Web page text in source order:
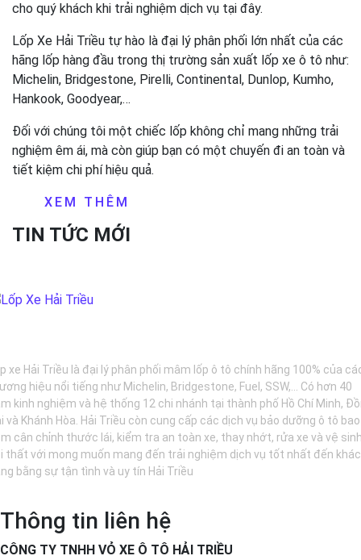
cho quý khách khi trải nghiệm dịch vụ tại đây.
Lốp Xe Hải Triều tự hào là đại lý phân phối lớn nhất của các
hãng lốp hàng đầu trong thị trường sản xuất lốp xe ô tô như:
Michelin, Bridgestone, Pirelli, Continental, Dunlop, Kumho,
Hankook, Goodyear,…
Đối với chúng tôi một chiếc lốp không chỉ mang những trải
nghiệm êm ái, mà còn giúp bạn có một chuyến đi an toàn và
tiết kiệm chi phí hiệu quả.
XEM THÊM
TIN TỨC MỚI
xe Hải Triều là đại lý phân phối mâm lốp ô tô chính hãng 100% của
hiệu nổi tiếng như Michelin, Bridgestone, Fuel, SSW,... Có hơn 40
kinh nghiệm và hệ thống 12 chi nhánh tại thành phố Hồ Chí Minh,
và Khánh Hòa. Hải Triều còn cung cấp các dịch vụ bảo dưỡng ô tô bao
cân chỉnh thước lái, kiểm tra an toàn xe, thay nhớt, rửa xe và vệ
thất với mong muốn mang đến trải nghiệm dịch vụ tốt nhất đến
bằng sự tận tình và uy tín Hải Triều
Thông tin liên hệ
CÔNG TY TNHH VỎ XE Ô TÔ HẢI TRIỀU